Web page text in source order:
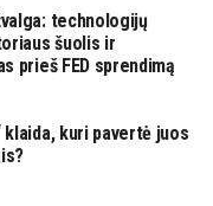
technologijų
šuolis ir
prieš FED sprendimą
klaida, kuri pavertė juos